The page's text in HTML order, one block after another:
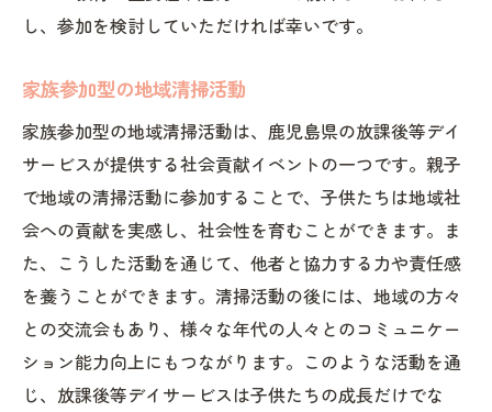
し、参加を検討していただければ幸いです。
家族参加型の地域清掃活動
家族参加型の地域清掃活動は、鹿児島県の放課後等デイ
サービスが提供する社会貢献イベントの一つです。親子
で地域の清掃活動に参加することで、子供たちは地域社
会への貢献を実感し、社会性を育むことができます。ま
た、こうした活動を通じて、他者と協力する力や責任感
を養うことができます。清掃活動の後には、地域の方々
との交流会もあり、様々な年代の人々とのコミュニケー
ション能力向上にもつながります。このような活動を通
じ、放課後等デイサービスは子供たちの成長だけでな